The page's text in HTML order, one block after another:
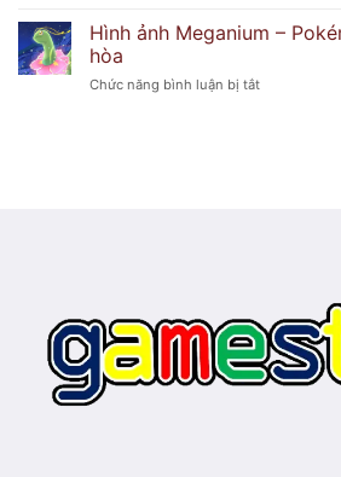
băng
lẽo
Staryu
Pokémon
Hình ảnh Meganium –
hòa
Chức năng bình luận bị tắtở